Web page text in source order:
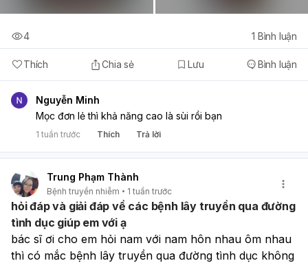
Thích Chia sẻ Lưu Bình luận
4 1 Bình luận
Nguyễn Minh
Mọc đơn lẻ thì khả năng cao là sùi rồi bạn
1 tuần trước Thích Trả lời
Trung Phạm Thành
Bệnh truyền nhiễm 1 tuần trước
hỏi đáp và giải đáp về các bệnh lây truyền qua đường
tình dục giúp em với ạ
bác sĩ ơi cho em hỏi nam với nam hôn nhau ôm nhau
thì có mắc bệnh lây truyền qua đường tình dục không